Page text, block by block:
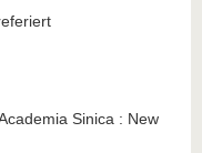
Sinica : New